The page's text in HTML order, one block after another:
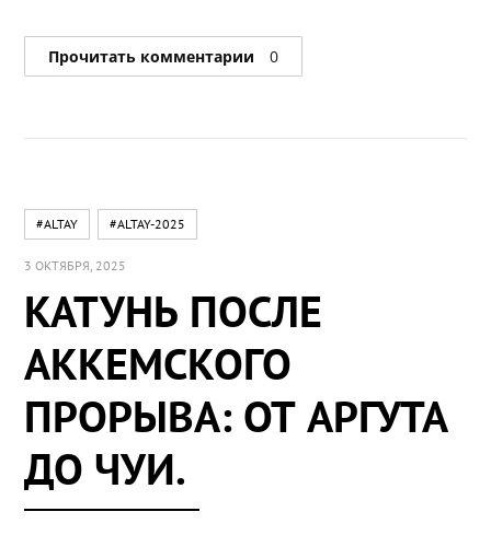
Прочитать комментарии 0
#ALTAY #ALTAY-2025
3 ОКТЯБРЯ, 2025
КАТУНЬ ПОСЛЕ
АККЕМСКОГО
ПРОРЫВА: ОТ АРГУТА
ДО ЧУИ.